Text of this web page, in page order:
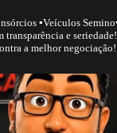
▪️Veículos
transparência e seriedade!
a melhor negociação!